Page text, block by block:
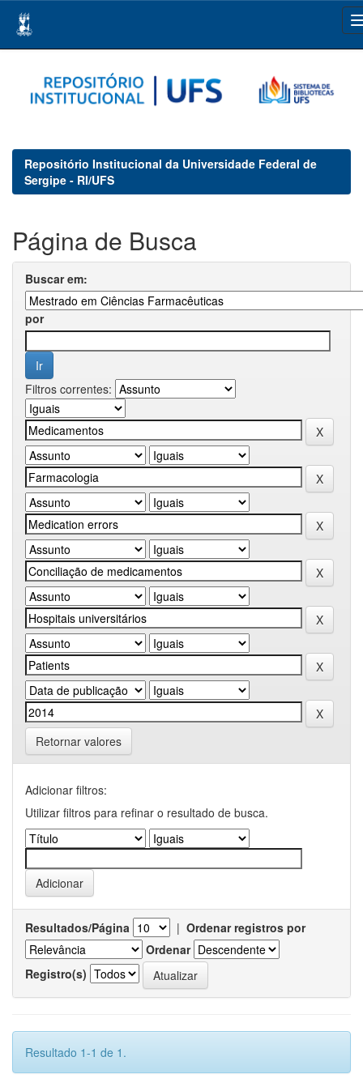
navigation
Repositório Institucional da Universidade Federal de
Sergipe - RI/UFS
Página de Busca
Buscar em:
por
Filtros correntes:
Retornar valores
Adicionar filtros:
Utilizar filtros para refinar o resultado de busca.
Resultados/Página | Ordenar registros por
Ordenar
Registro(s)
Resultado 1-1 de 1.